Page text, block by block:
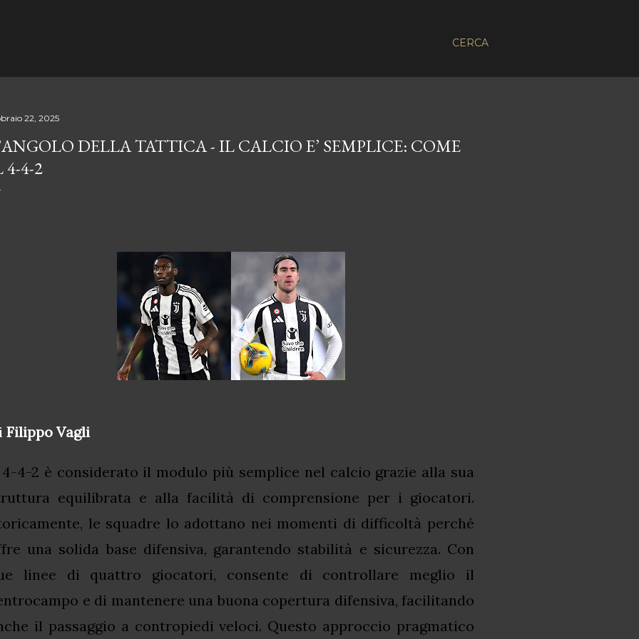
CERCA
22, 2025
DELLA TATTICA - IL CALCIO E’ SEMPLICE: COME
4-4-2
Filippo Vagli
4-2 è considerato il modulo più semplice nel calcio grazie alla sua
equilibrata e alla facilità di comprensione per i giocatori.
le squadre lo adottano nei momenti di difficoltà perché
una solida base difensiva, garantendo stabilità e sicurezza. Con
linee di quattro giocatori, consente di controllare meglio il
e di mantenere una buona copertura difensiva, facilitando
il passaggio a contropiedi veloci. Questo approccio pragmatico